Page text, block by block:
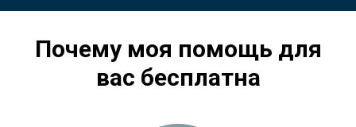
Почему моя помощь для
вас бесплатна